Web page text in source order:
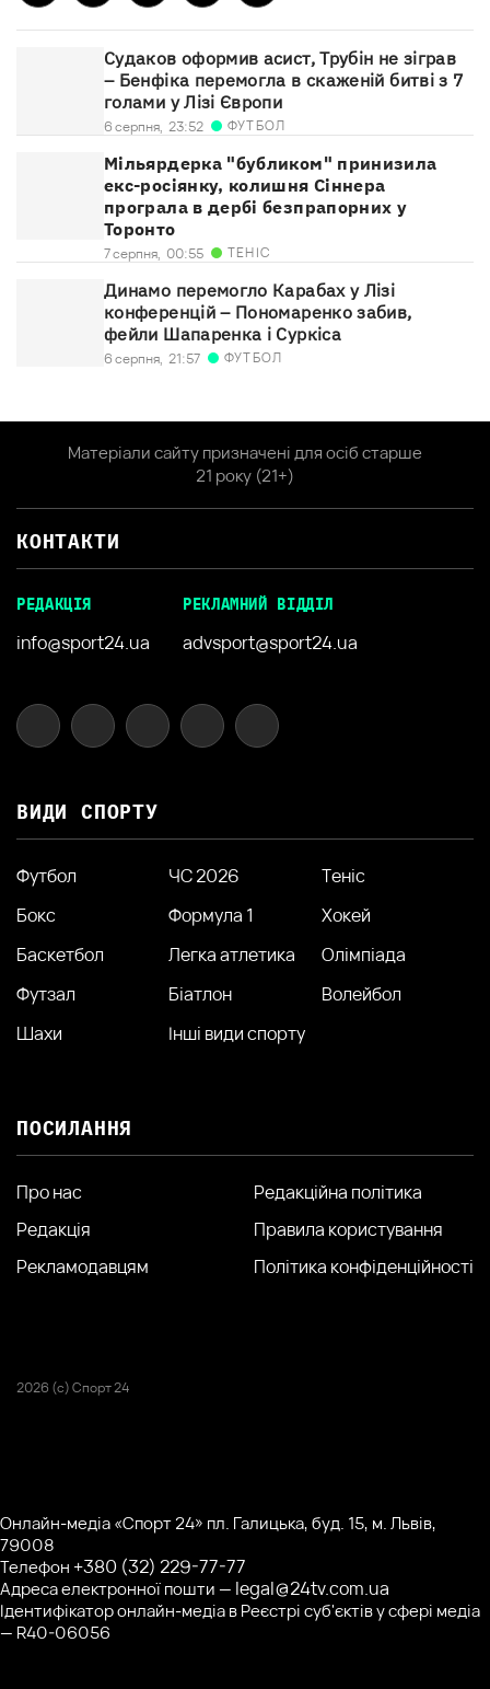
Судаков оформив асист, Трубін не зіграв
– Бенфіка перемогла в скаженій битві з 7
голами у Лізі Європи
6 серпня, 23:52 ФУТБОЛ
Мільярдерка "бубликом" принизила
екс-росіянку, колишня Сіннера
програла в дербі безпрапорних у
Торонто
7 серпня, 00:55 ТЕНІС
Динамо перемогло Карабах у Лізі
конференцій – Пономаренко забив,
фейли Шапаренка і Суркіса
6 серпня, 21:57 ФУТБОЛ
Матеріали сайту призначені для осіб старше
21 року (21+)
КОНТАКТИ
РЕДАКЦІЯ
info@sport24.ua
РЕКЛАМНИЙ ВІДДІЛ
advsport@sport24.ua
ВИДИ СПОРТУ
Футбол ЧС 2026
Теніс
Бокс
Формула 1
Хокей
Баскетбол
Легка атлетика
Олімпіада
Футзал
Біатлон
Волейбол
Шахи
Інші види спорту
ПОСИЛАННЯ
Про нас
Редакція
Рекламодавцям
Редакційна політика
Правила користування
Політика конфіденційності
2026 (с) Спорт 24
Онлайн-медіа «Спорт 24» пл. Галицька, буд. 15, м. Львів,
79008
Телефон +380 (32) 229-77-77
Адреса електронної пошти — legal@24tv.com.ua
Ідентифікатор онлайн-медіа в Реєстрі суб'єктів у сфері медіа
— R40-06056